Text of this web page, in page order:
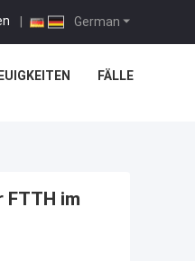
German
|
FÄLLE
im